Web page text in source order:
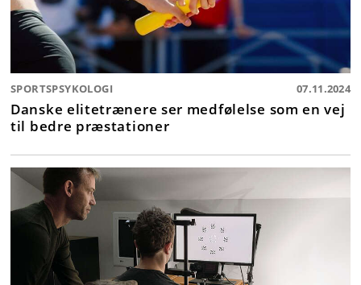
SPORTSPSYKOLOGI 07.11.2024
Danske elitetrænere ser medfølelse som en vej
til bedre præstationer